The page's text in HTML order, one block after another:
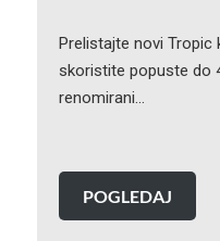
Prelistajte novi Tropic
skoristite popuste do
renomirani…
POGLEDAJ